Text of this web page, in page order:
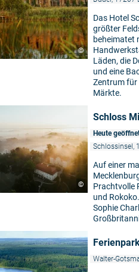
©
Das Hotel
größter
beheimatet
Läden, die
und eine
Zentrum für
Märkte.
©
Schloss
Heute
Schlossinsel,
Auf einer
Prachtvolle
und
Sophie
Walter-